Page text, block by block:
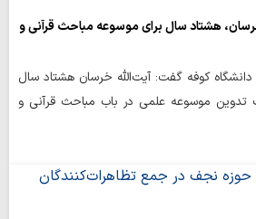
هشتاد سال برای موسوعه مباحث قرآنی و
کوفه گفت: آیت‌الله خرسان هشتاد سال
موسوعه علمی در باب مباحث قرآنی و